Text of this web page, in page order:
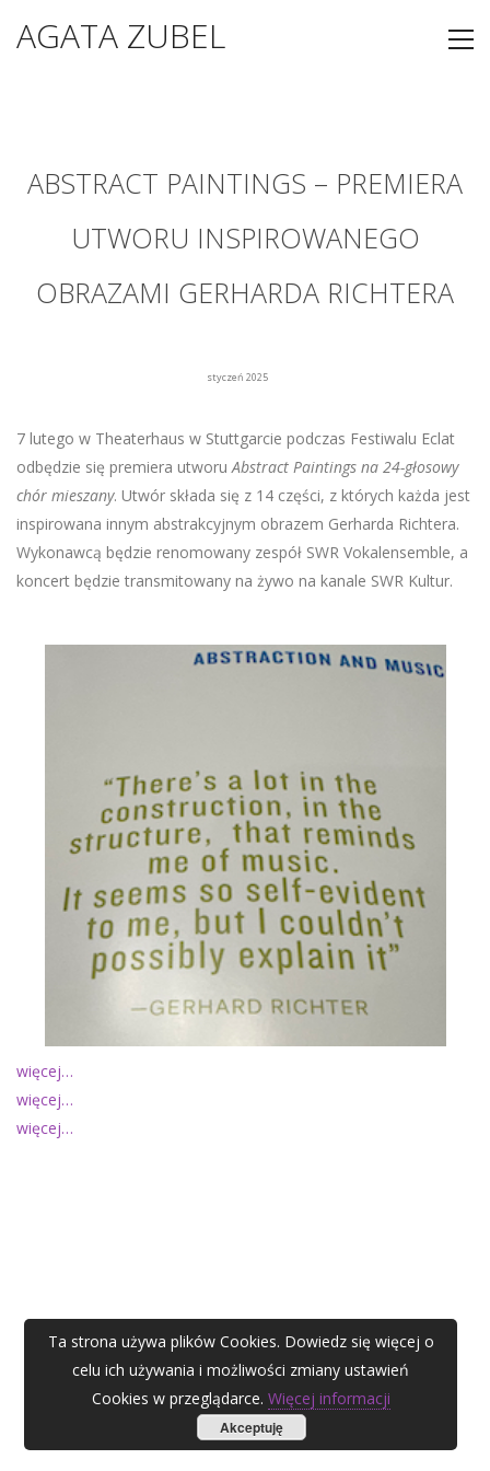
AGATA ZUBEL
ABSTRACT PAINTINGS – PREMIERA
UTWORU INSPIROWANEGO
OBRAZAMI GERHARDA RICHTERA
styczeń 2025
7 lutego w Theaterhaus w Stuttgarcie podczas Festiwalu Eclat
odbędzie się premiera utworuAbstract Paintings na 24-głosowy
chór mieszany. Utwór składa się z 14 części, z których każda jest
inspirowana innym abstrakcyjnym obrazem Gerharda Richtera.
Wykonawcą będzie renomowany zespół SWR Vokalensemble, a
koncert będzie transmitowany na żywo na kanale SWR Kultur.
więcej…
więcej…
więcej…
Ta strona używa plików Cookies. Dowiedz się więcej o
celu ich używania i możliwości zmiany ustawień
Cookies w przeglądarce. Więcej informacji
Akceptuję